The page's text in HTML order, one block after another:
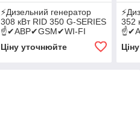
⚡️Дизельний генератор
308 кВт RID 350 G-SERIES
☝✔АВР✔GSM✔WI-FI
Ціну уточнюйте
352